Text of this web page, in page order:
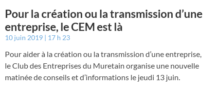
Pour la création ou la transmission d’une
entreprise, le CEM est là
10 juin 2019 17 h 23
Pour aider à la création ou la transmission d’une entreprise,
le Club des Entreprises du Muretain organise une nouvelle
matinée de conseils et d’informations le jeudi 13 juin.